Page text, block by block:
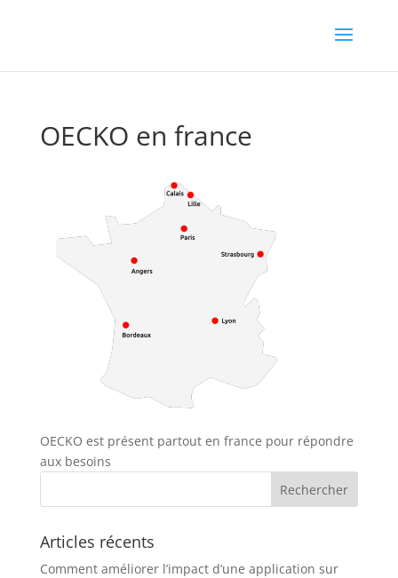
OECKO en france
OECKO est présent partout en france pour répondre
aux besoins
Articles récents
Comment améliorer l’impact d’une application sur